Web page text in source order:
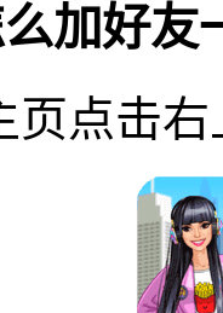
么加好
页点击